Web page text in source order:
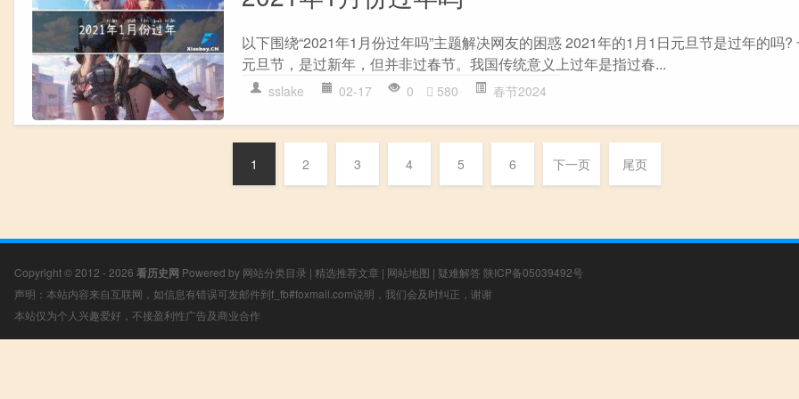
以下围绕“2021年1月份过年吗”主题解决网友的困惑 2021年的1月1日元旦节是过年的吗?
元旦节，是过新年，但并非过春节。我国传统意义上过年是指过春...
sslake 02-17 0 580 春节2024
1 2 3 4 5 6 下一页 尾页
Copyright © 2012 - 2026 看历史网 Powered by 网站分类目录 | 精选推荐文章 | 网站地图 | 疑难解答 陕ICP备05039492号
声明：本站内容来自互联网，如信息有错误可发邮件到f_fb#foxmail.com说明，我们会及时纠正，谢谢
本站仅为个人兴趣爱好，不接盈利性广告及商业合作